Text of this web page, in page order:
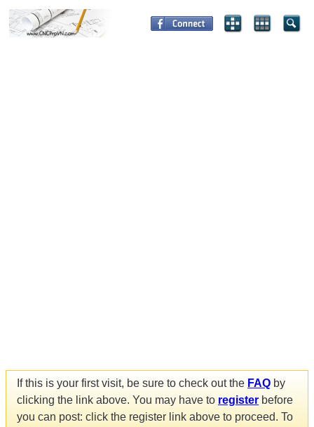
If this is your first visit, be sure to check out the FAQ by
clicking the link above. You may have to register before
you can post: click the register link above to proceed. To